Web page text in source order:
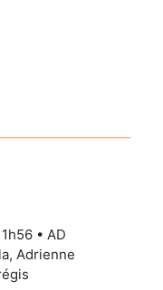
• AD
Adrienne